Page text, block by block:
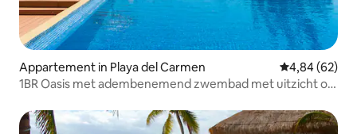
Appartement in Playa del Carmen Gemiddelde
4,84 (62)
1BR Oasis met adembenemend zwembad met uitzicht op